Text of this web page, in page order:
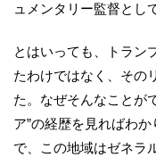
ュメンタリー監督とし
とはいっても、トラン
たわけではなく、その
た。なぜそんなことが
ア”の経歴を見ればわ
で、この地域はゼネラ